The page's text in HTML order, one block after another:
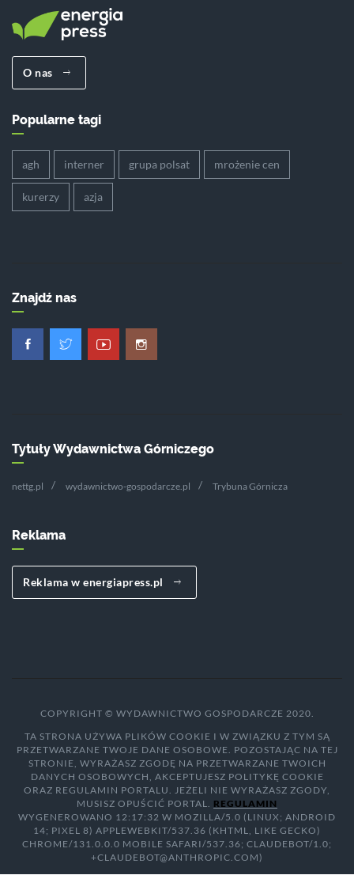
O nas
Popularne tagi
agh interner grupa polsat mrożenie cen
kurerzy azja
Znajdź nas
Tytuły Wydawnictwa Górniczego
nettg.pl wydawnictwo-gospodarcze.pl Trybuna Górnicza
Reklama
Reklama w energiapress.pl
COPYRIGHT © WYDAWNICTWO GOSPODARCZE 2020.
TA STRONA UŻYWA PLIKÓW COOKIE I W ZWIĄZKU Z TYM SĄ
PRZETWARZANE TWOJE DANE OSOBOWE. POZOSTAJĄC NA TEJ
STRONIE, WYRAŻASZ ZGODĘ NA PRZETWARZANE TWOICH
DANYCH OSOBOWYCH, AKCEPTUJESZ POLITYKĘ COOKIE
ORAZ REGULAMIN PORTALU. JEŻELI NIE WYRAŻASZ ZGODY,
MUSISZ OPUŚCIĆ PORTAL. REGULAMIN
WYGENEROWANO 12:17:32 W MOZILLA/5.0 (LINUX; ANDROID
14; PIXEL 8) APPLEWEBKIT/537.36 (KHTML, LIKE GECKO)
CHROME/131.0.0.0 MOBILE SAFARI/537.36; CLAUDEBOT/1.0;
+CLAUDEBOT@ANTHROPIC.COM)